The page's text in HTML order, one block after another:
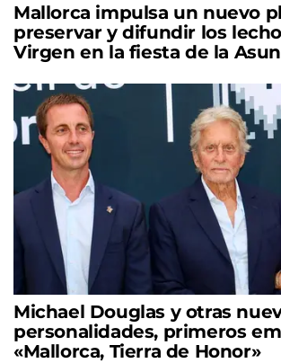
Mallorca impulsa un nuevo
preservar y difundir los
Virgen en la fiesta de la
Michael Douglas y otras
personalidades, primeros
«Mallorca, Tierra de Honor»